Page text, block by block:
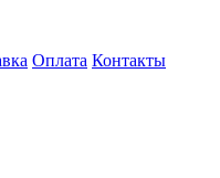
Оплата Контакты